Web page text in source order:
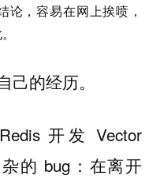
论，容易在网上挨喷，
的经历。
开发 Vector
的 bug：在离开